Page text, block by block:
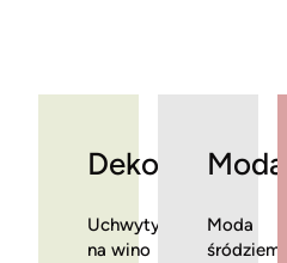
Dekoracje
Uchwyty
na wino
Moda
Moda